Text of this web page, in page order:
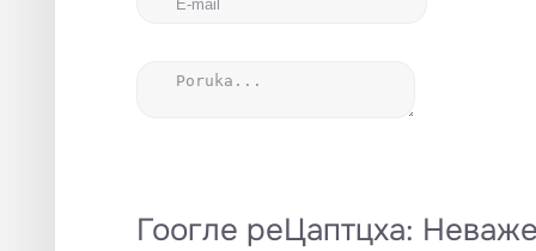
Гоогле реЦаптцха: